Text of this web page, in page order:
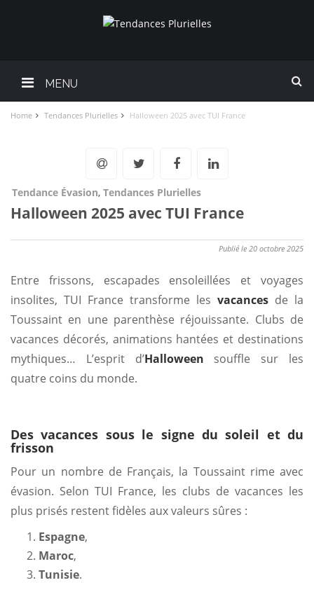
MENU
Home Tendances Plurielles Halloween 2025 avec TUI France
Tendance Évasion, Tendances Plurielles
Halloween 2025 avec TUI France
Publié le 20 octobre 2025
Entre frissons, escapades ensoleillées et voyages
insolites, TUI France transforme les vacances de la
Toussaint en une parenthèse réjouissante. Clubs de
vacances décorés, animations hantées et destinations
mythiques… L’esprit d’Halloween souffle sur les
quatre coins du monde.
Des vacances sous le signe du soleil et du
frisson
Pour un nombre de Français, la Toussaint rime avec
évasion. Selon TUI France, les clubs de vacances les
plus prisés restent fidèles aux valeurs sûres :
Espagne,
Maroc,
Tunisie.